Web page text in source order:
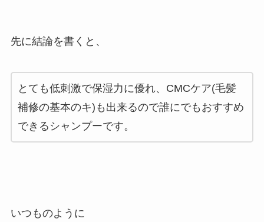
先に結論を書くと、
とても低刺激で保湿力に優れ、CMCケア(毛髪
補修の基本のキ)も出来るので誰にでもおすすめ
できるシャンプーです。
いつものように